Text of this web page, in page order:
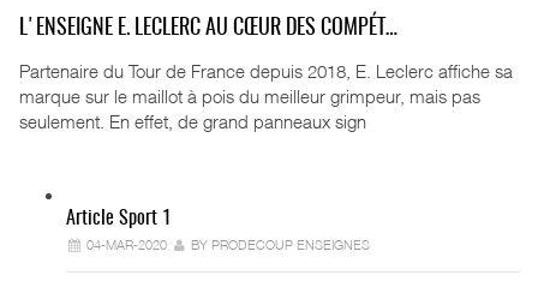
L'ENSEIGNE E. LECLERC AU CŒUR DES COMPÉT…
Partenaire du Tour de France depuis 2018, E. Leclerc affiche sa
marque sur le maillot à pois du meilleur grimpeur, mais pas
seulement. En effet, de grand panneaux sign
Article Sport 1
04-MAR-2020 BY PRODECOUP ENSEIGNES